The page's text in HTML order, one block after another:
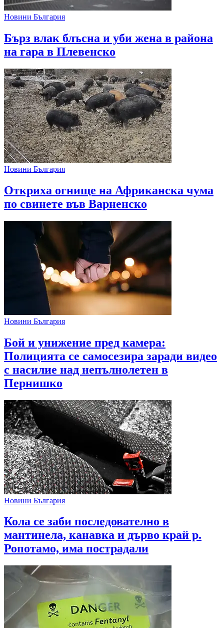
Новини България
Бърз влак блъсна и уби жена в района
на гара в Плевенско
Новини България
Откриха огнище на Африканска чума
по свинете във Варненско
Новини България
Бой и унижение пред камера:
Полицията се самосезира заради видео
с насилие над непълнолетен в
Пернишко
Новини България
Кола се заби последователно в
мантинела, канавка и дърво край р.
Ропотамо, има пострадали